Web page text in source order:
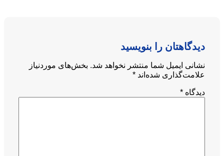
دیدگاهتان را بنویسید
نشانی ایمیل شما منتشر نخواهد شد. بخش‌های موردنیاز
علامت‌گذاری شده‌اند *
دیدگاه *